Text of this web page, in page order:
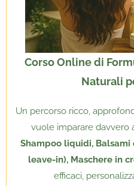
Corso Online di
Naturali
Un percorso ricco,
vuole imparare davvero
Shampoo liquidi,
leave-in), Maschere in
efficaci,